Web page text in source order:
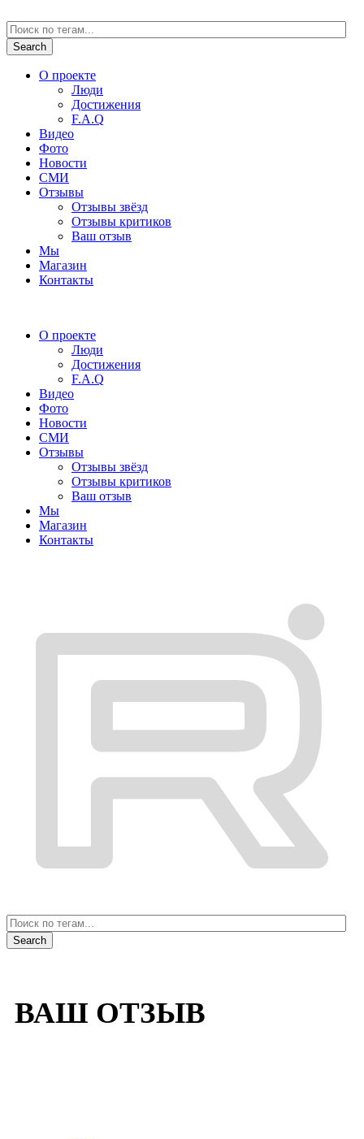
О проекте
Люди
Достижения
F.A.Q
Видео
Фото
Новости
СМИ
Отзывы
Отзывы звёзд
Отзывы критиков
Ваш отзыв
Мы
Магазин
Контакты
О проекте
Люди
Достижения
F.A.Q
Видео
Фото
Новости
СМИ
Отзывы
Отзывы звёзд
Отзывы критиков
Ваш отзыв
Мы
Магазин
Контакты
ВАШ ОТЗЫВ